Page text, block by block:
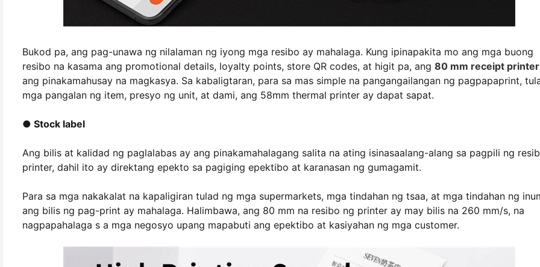
Bukod pa, ang pag-unawa ng nilalaman ng iyong mga resibo ay mahalaga. Kung ipinapakita mo ang mga buong
resibo na kasama ang promotional details, loyalty points, store QR codes, at higit pa, ang 80 mm receipt printer
ang pinakamahusay na magkasya. Sa kabaligtaran, para sa mas simple na pangangailangan ng pagpapaprint,
mga pangalan ng item, presyo ng unit, at dami, ang 58mm thermal printer ay dapat sapat.
● Stock label
Ang bilis at kalidad ng paglalabas ay ang pinakamahalagang salita na ating isinasaalang-alang sa pagpili ng
printer, dahil ito ay direktang epekto sa pagiging epektibo at karanasan ng gumagamit.
Para sa mga nakakalat na kapaligiran tulad ng mga supermarkets, mga tindahan ng tsaa, at mga tindahan ng
ang bilis ng pag-print ay mahalaga. Halimbawa, ang 80 mm na resibo ng printer ay may bilis na 260 mm/s, na
nagpapahalaga s a mga negosyo upang mapabuti ang epektibo at kasiyahan ng mga customer.